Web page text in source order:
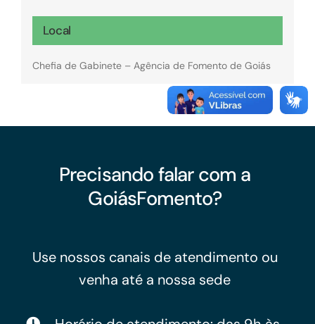
Local
Chefia de Gabinete – Agência de Fomento de Goiás
Precisando falar com a
GoiásFomento?
Use nossos canais de atendimento ou
venha até a nossa sede